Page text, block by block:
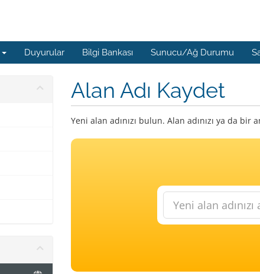
Duyurular Bilgi Bankası Sunucu/Ağ Durumu
Alan Adı Kaydet
Yeni alan adınızı bulun. Alan adınızı ya da